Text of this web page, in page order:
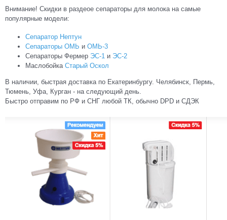
Внимание! Скидки в раздеое сепараторы для молока на самые
популярные модели:
Сепаратор Нептун
Сепараторы ОМЬ и ОМЬ-3
Сепараторы Фермер ЭС-1 и ЭС-2
Маслобойка Старый Оскол
В наличии, быстрая доставка по Екатеринбургу. Челябинск, Пермь,
Тюмень, Уфа, Курган - на следующий день.
Быстро отправим по РФ и СНГ любой ТК, обычно DPD и СДЭК